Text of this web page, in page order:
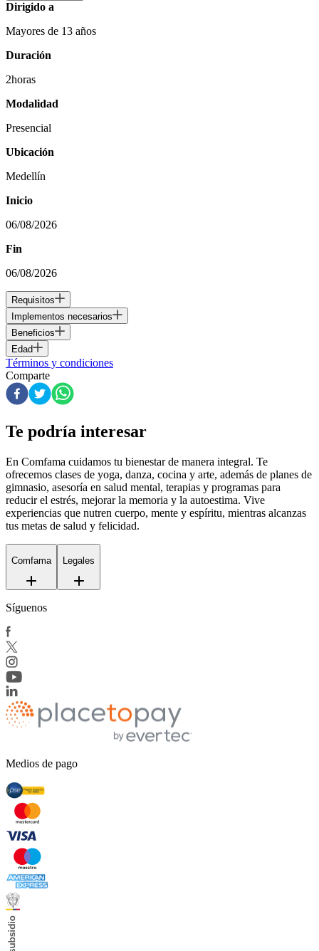
Dirigido a
Mayores de 13 años
Duración
2horas
Modalidad
Presencial
Ubicación
Medellín
Inicio
06/08/2026
Fin
06/08/2026
Requisitos
Implementos necesarios
Beneficios
Edad
Términos y condiciones
Comparte
Te podría interesar
En Comfama cuidamos tu bienestar de manera integral. Te
ofrecemos clases de yoga, danza, cocina y arte, además de planes de
gimnasio, asesoría en salud mental, terapias y programas para
reducir el estrés, mejorar la memoria y la autoestima. Vive
experiencias que nutren cuerpo, mente y espíritu, mientras alcanzas
tus metas de salud y felicidad.
Comfama Legales
Síguenos
Medios de pago